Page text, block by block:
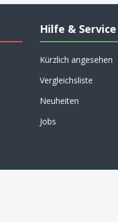
Hilfe & Service
Kürzlich angesehen
Vergleichsliste
Neuheiten
Jobs